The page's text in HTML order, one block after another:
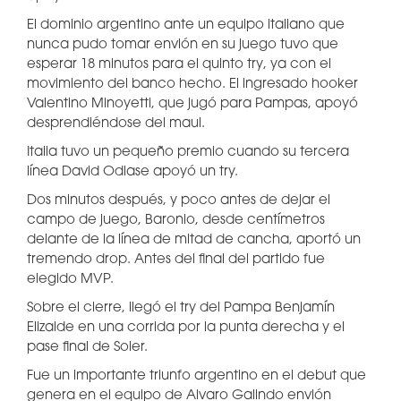
El dominio argentino ante un equipo italiano que
nunca pudo tomar envión en su juego tuvo que
esperar 18 minutos para el quinto try, ya con el
movimiento del banco hecho. El ingresado hooker
Valentino Minoyetti, que jugó para Pampas, apoyó
desprendiéndose del maul.
Italia tuvo un pequeño premio cuando su tercera
línea David Odiase apoyó un try.
Dos minutos después, y poco antes de dejar el
campo de juego, Baronio, desde centímetros
delante de la línea de mitad de cancha, aportó un
tremendo drop. Antes del final del partido fue
elegido MVP.
Sobre el cierre, llegó el try del Pampa Benjamín
Elizalde en una corrida por la punta derecha y el
pase final de Soler.
Fue un importante triunfo argentino en el debut que
genera en el equipo de Alvaro Galindo envión